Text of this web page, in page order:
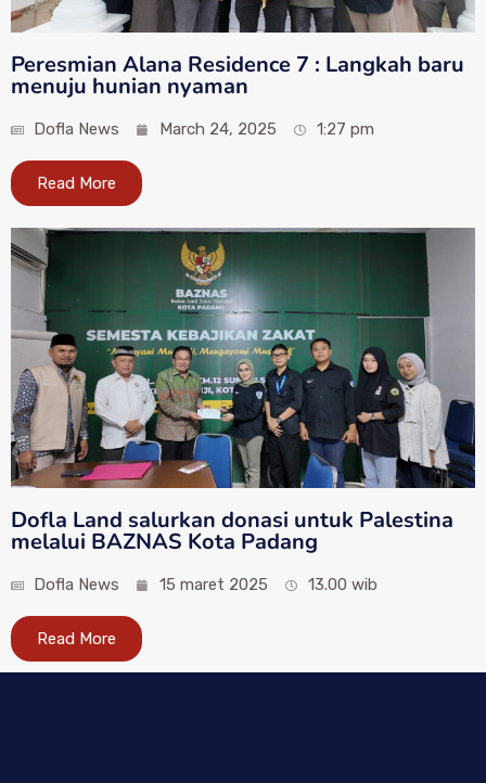
Peresmian Alana Residence 7 : Langkah baru
menuju hunian nyaman
Dofla News March 24, 2025 1:27 pm
Read More
Dofla Land salurkan donasi untuk Palestina
melalui BAZNAS Kota Padang
Dofla News 15 maret 2025 13.00 wib
Read More